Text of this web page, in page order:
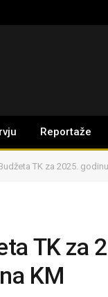
Reportaže
TK za 2025.
TK za
KM